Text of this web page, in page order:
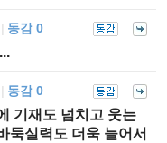
동감 0
동감 0
기재도 넘치고 웃는
둑실력도 더욱 늘어서